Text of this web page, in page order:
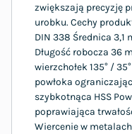
zwiększają precyzję
urobku. Cechy
DIN 338 Średnica 3,1
Długość robocza 36
wierzchołek 135° /
powłoka
szybkotnąca HSS
poprawiająca
Wiercenie w